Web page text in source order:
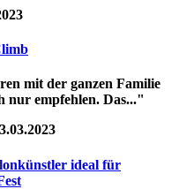
mit der ganzen Familie
nur empfehlen. Das..."
ideal für